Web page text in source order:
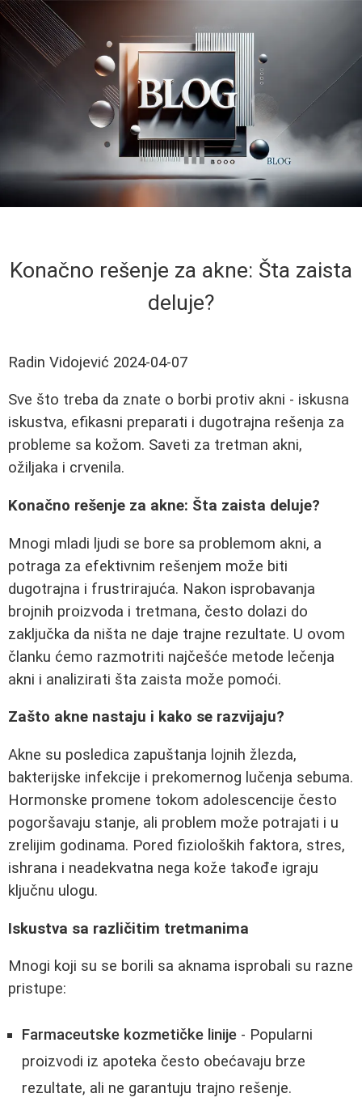
Konačno rešenje za akne: Šta zaista
deluje?
Radin Vidojević 2024-04-07
Sve što treba da znate o borbi protiv akni - iskusna
iskustva, efikasni preparati i dugotrajna rešenja za
probleme sa kožom. Saveti za tretman akni,
ožiljaka i crvenila.
Konačno rešenje za akne: Šta zaista deluje?
Mnogi mladi ljudi se bore sa problemom akni, a
potraga za efektivnim rešenjem može biti
dugotrajna i frustrirajuća. Nakon isprobavanja
brojnih proizvoda i tretmana, često dolazi do
zaključka da ništa ne daje trajne rezultate. U ovom
članku ćemo razmotriti najčešće metode lečenja
akni i analizirati šta zaista može pomoći.
Zašto akne nastaju i kako se razvijaju?
Akne su posledica zapuštanja lojnih žlezda,
bakterijske infekcije i prekomernog lučenja sebuma.
Hormonske promene tokom adolescencije često
pogoršavaju stanje, ali problem može potrajati i u
zrelijim godinama. Pored fizioloških faktora, stres,
ishrana i neadekvatna nega kože takođe igraju
ključnu ulogu.
Iskustva sa različitim tretmanima
Mnogi koji su se borili sa aknama isprobali su razne
pristupe:
Farmaceutske kozmetičke linije - Popularni
proizvodi iz apoteka često obećavaju brze
rezultate, ali ne garantuju trajno rešenje.